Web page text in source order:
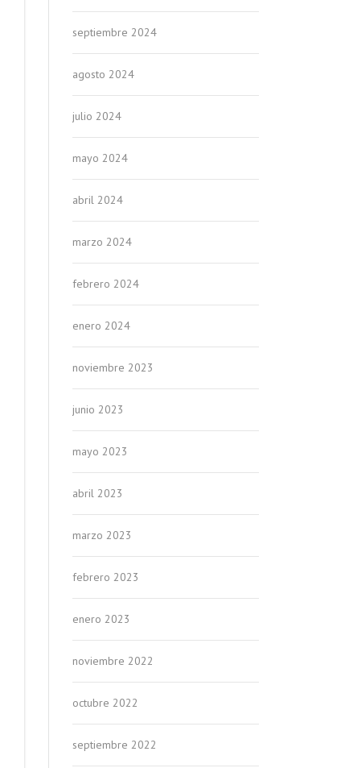
septiembre 2024
agosto 2024
julio 2024
mayo 2024
abril 2024
marzo 2024
febrero 2024
enero 2024
noviembre 2023
junio 2023
mayo 2023
abril 2023
marzo 2023
febrero 2023
enero 2023
noviembre 2022
octubre 2022
septiembre 2022